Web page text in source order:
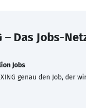
– Das Jobs-
Jobs
genau den Job, der